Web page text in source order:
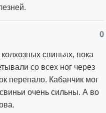
0
свиньях, пока
со всех ног через
перепало. Кабанчик мог
очень сильны. А во